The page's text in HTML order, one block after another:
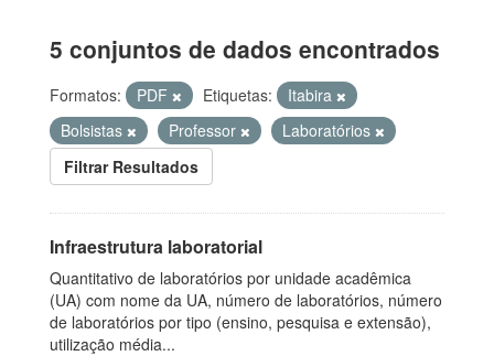
5 conjuntos de dados encontrados
Formatos: PDF Etiquetas:
Itabira
Bolsistas
Professor
Laboratórios
Filtrar Resultados
Infraestrutura laboratorial
Quantitativo de laboratórios por unidade acadêmica
(UA) com nome da UA, número de laboratórios, número
de laboratórios por tipo (ensino, pesquisa e extensão),
utilização média...